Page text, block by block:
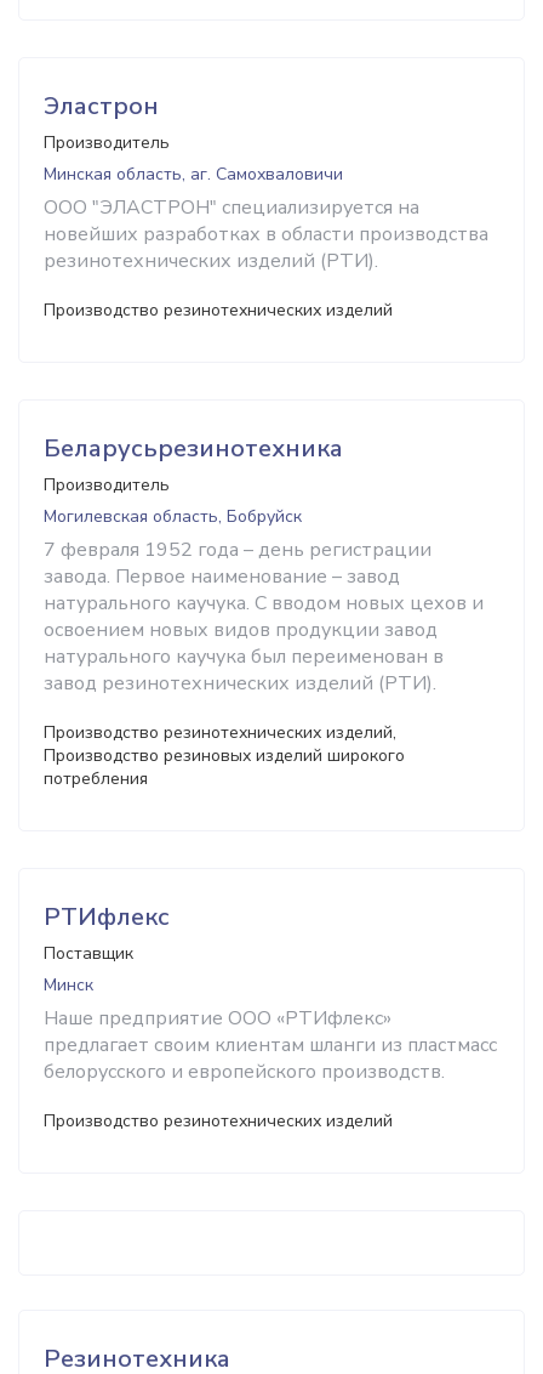
Эластрон
Производитель
Минская область, аг. Самохваловичи
ООО "ЭЛАСТРОН" специализируется на
новейших разработках в области производства
резинотехнических изделий (РТИ).
Производство резинотехнических изделий
Беларусьрезинотехника
Производитель
Могилевская область, Бобруйск
7 февраля 1952 года – день регистрации
завода. Первое наименование – завод
натурального каучука. С вводом новых цехов и
освоением новых видов продукции завод
натурального каучука был переименован в
завод резинотехнических изделий (РТИ).
Производство резинотехнических изделий,
Производство резиновых изделий широкого
потребления
РТИфлекс
Поставщик
Минск
Наше предприятие ООО «РТИфлекс»
предлагает своим клиентам шланги из пластмасс
белорусского и европейского производств.
Производство резинотехнических изделий
Резинотехника